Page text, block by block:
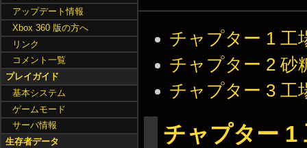
チャプター 1 工
チャプター 2 砂
チャプター 3 工
チャプター 1
アップデート情報
Xbox 360 版の方へ
リンク
コメント一覧
プレイガイド
基本システム
ゲームモード
サーバ情報
生存者データ